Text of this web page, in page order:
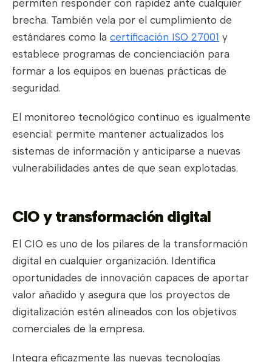
permiten responder con rapidez ante cualquier
brecha. También vela por el cumplimiento de
estándares como la certificación ISO 27001 y
establece programas de concienciación para
formar a los equipos en buenas prácticas de
seguridad.
El monitoreo tecnológico continuo es igualmente
esencial: permite mantener actualizados los
sistemas de información y anticiparse a nuevas
vulnerabilidades antes de que sean explotadas.
CIO y transformación digital
El CIO es uno de los pilares de la transformación
digital en cualquier organización. Identifica
oportunidades de innovación capaces de aportar
valor añadido y asegura que los proyectos de
digitalización estén alineados con los objetivos
comerciales de la empresa.
Integra eficazmente las nuevas tecnologías